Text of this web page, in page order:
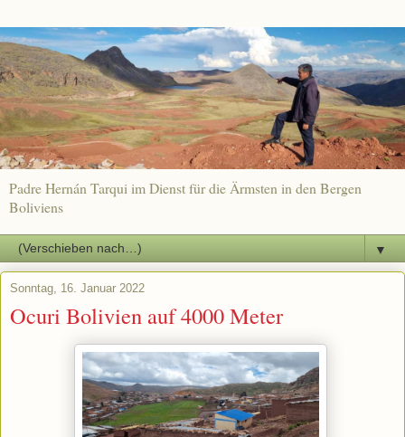
Padre Hernán Tarqui im Dienst für die Ärmsten in den Bergen
Boliviens
▼
Sonntag, 16. Januar 2022
Ocuri Bolivien auf 4000 Meter